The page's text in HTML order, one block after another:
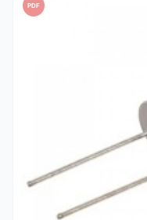
PDF